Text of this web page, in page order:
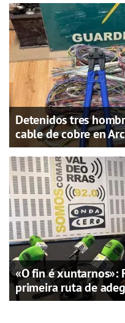
Detenidos tres
cable de cobre en
«O fin é xuntarnos»:
primeira ruta de